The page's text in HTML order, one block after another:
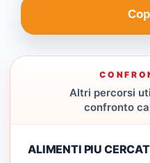
Altri percorsi
confronto
ALIMENTI PIU